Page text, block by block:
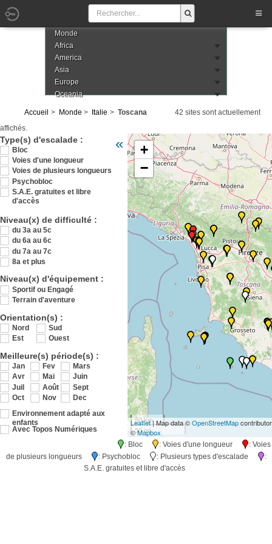
Monde
Africa
America
Asia
Europe
Oceania
Accueil Monde Italie Toscana
42 sites sont actuellement
affichés.
Type(s) d'escalade :
Bloc
Voies d'une longueur
Voies de plusieurs longueurs
Psychobloc
S.A.E. gratuites et libre
d'accès
Niveau(x) de difficulté :
du 3a au 5c
du 6a au 6c
du 7a au 7c
8a et plus
Niveau(x) d'équipement :
Sportif ou Engagé
Terrain d'aventure
Orientation(s) :
Nord
Sud
Est
Ouest
Meilleure(s) période(s) :
Jan Fev
Mars
Avr
Mai
Juin
Juil
Août
Sept
Oct
Nov
Dec
Environnement adapté aux
enfants
Avec Topos Numériques
« Veuillez patienter pendant le chargement
+
−
50 km
50 mi
Leaflet| Map data ©OpenStreetMap
©Mapbox
: Bloc : Voies d'une longueur
: Voies
de plusieurs longueurs
: Psychobloc : Plusieurs types d'escalade
:
S.A.E. gratuites et libre d'accès